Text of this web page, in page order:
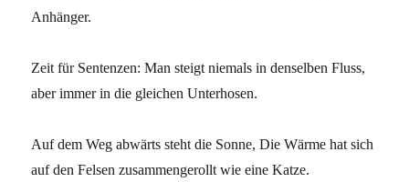
Anhänger.
Zeit für Sentenzen: Man steigt niemals in denselben Fluss,
aber immer in die gleichen Unterhosen.
Auf dem Weg abwärts steht die Sonne, Die Wärme hat sich
auf den Felsen zusammengerollt wie eine Katze.